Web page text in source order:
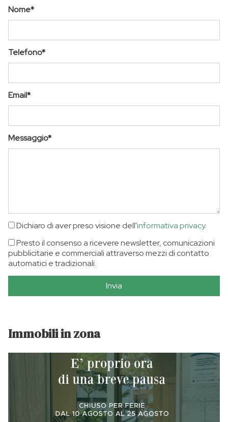
Nome*
Telefono*
Email*
Messaggio*
Dichiaro di aver preso visione dell'informativa privacy.
Presto il consenso a ricevere newsletter, comunicazioni
pubblicitarie e commerciali attraverso mezzi di contatto
automatici e tradizionali.
Invia
Immobili in zona